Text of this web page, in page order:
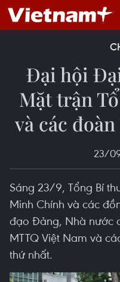
Đại hội
Mặt trận
và các
23/
Sáng 23/9, Tổng Bí
Minh Chính và các
đạo Đảng, Nhà nước
MTTQ Việt Nam và
thứ nhất.